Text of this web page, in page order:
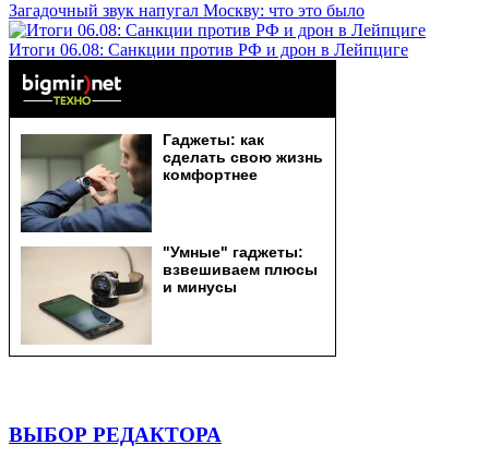
Загадочный звук напугал Москву: что это было
Итоги 06.08: Санкции против РФ и дрон в Лейпциге
ВЫБОР РЕДАКТОРА